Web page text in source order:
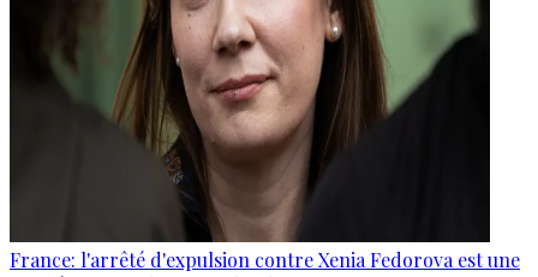
France: l'arrêté d'expulsion contre Xenia Fedorova est une